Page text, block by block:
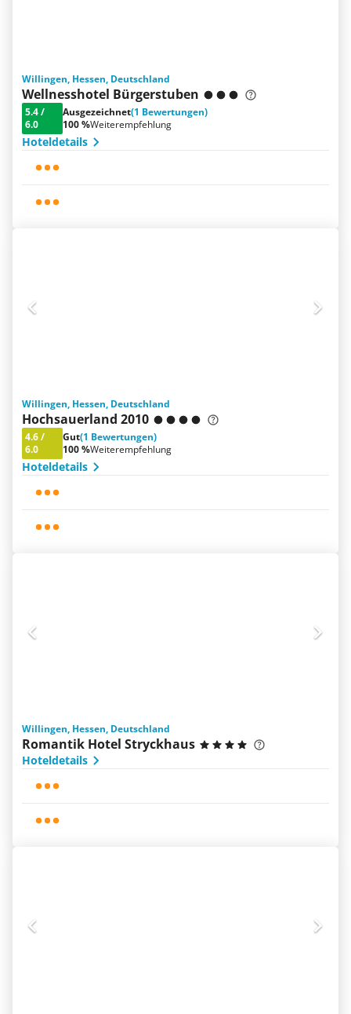
Willingen, Hessen, Deutschland
Wellnesshotel Bürgerstuben
5.4/
6.0
Ausgezeichnet(1 Bewertungen)
100 %Weiterempfehlung
Hoteldetails
Willingen, Hessen, Deutschland
Hochsauerland 2010
4.6/
6.0
Gut(1 Bewertungen)
100 %Weiterempfehlung
Hoteldetails
Willingen, Hessen, Deutschland
Romantik Hotel Stryckhaus
Hoteldetails